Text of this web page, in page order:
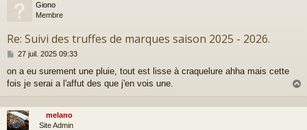
Giono
Membre
Re: Suivi des truffes de marques saison 2025 - 2026.
M
s
s
e
27 juil. 2025 09:33
on a eu surement une pluie, tout est lisse à craquelure ahha mais cette
fois je serai a l'affut des que j'en vois une.
u
melano
Site Admin